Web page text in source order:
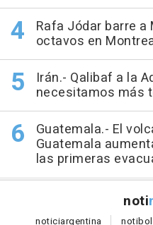
Rafa Jódar barre
octavos en
Irán.- Qalibaf a la
necesitamos más
Guatemala.- El
Guatemala
las primeras
noti
noticiargentina noti